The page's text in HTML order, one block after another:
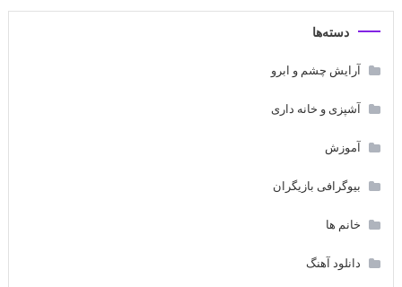
دسته‌ها
آرایش چشم و ابرو
آشپزی و خانه داری
آموزش
بیوگرافی بازیگران
خانم ها
دانلود آهنگ